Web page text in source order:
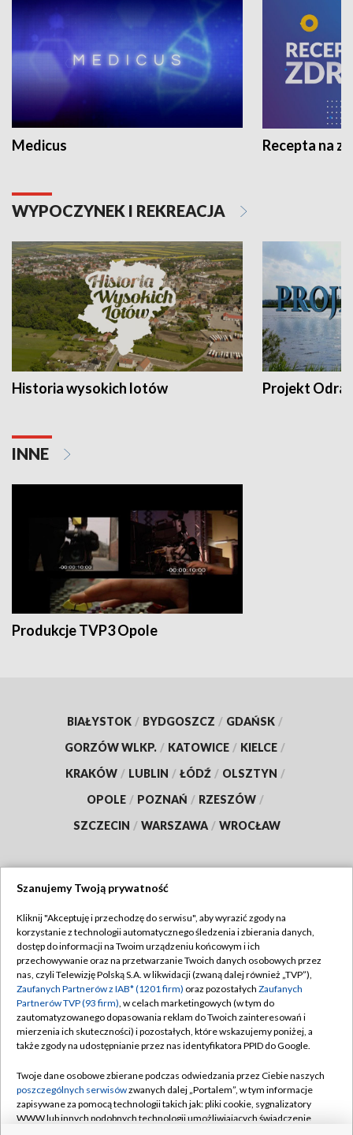
Medicus Recepta na
WYPOCZYNEK I REKREACJA
Historia wysokich lotów Projekt Odra
INNE
Produkcje TVP3 Opole
BIAŁYSTOK / BYDGOSZCZ / GDAŃSK /
GORZÓW WLKP. / KATOWICE / KIELCE /
KRAKÓW / LUBLIN / ŁÓDŹ / OLSZTYN /
OPOLE / POZNAŃ / RZESZÓW /
SZCZECIN / WARSZAWA / WROCŁAW
TVP
Abonament TVP
Emisja w TVP
Centrum informacji TVP
Naziemna Telewizja Cyfrowa
Rada Programowa
System NOS
Regulamin TVP
Polityka prywatności
Moje zgody
Pomoc
Kontakt
Szanujemy Twoją prywatność
Kliknij "Akceptuję i przechodzę do serwisu", aby wyrazić zgody na
korzystanie z technologii automatycznego śledzenia i zbierania danych,
dostęp do informacji na Twoim urządzeniu końcowym i ich
przechowywanie oraz na przetwarzanie Twoich danych osobowych przez
nas, czyli Telewizję Polską S.A. w likwidacji (zwaną dalej również „TVP”),
Zaufanych Partnerów z IAB* (1201 firm) oraz pozostałych Zaufanych
Partnerów TVP (93 firm), w celach marketingowych (w tym do
zautomatyzowanego dopasowania reklam do Twoich zainteresowań i
mierzenia ich skuteczności) i pozostałych, które wskazujemy poniżej, a
także zgody na udostępnianie przez nas identyfikatora PPID do Google.
Twoje dane osobowe zbierane podczas odwiedzania przez Ciebie naszych
poszczególnych serwisówzwanych dalej „Portalem”, w tym informacje
zapisywane za pomocą technologii takich jak: pliki cookie, sygnalizatory
WWW lub innych podobnych technologii umożliwiających świadczenie